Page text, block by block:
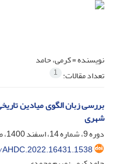
نویسنده =کرمی، حامد
تعداد مقالات: 1
بررسی زبان الگوی میادین
شهری
دوره 9، شماره 14، اسفند 1400، صفحه